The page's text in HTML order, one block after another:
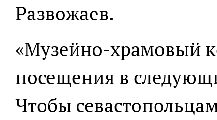
Развожаев.
«Музейно-храмовый
посещения в
Чтобы